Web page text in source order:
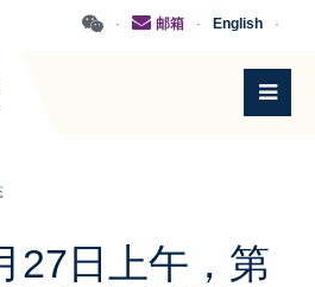
·
English
·
邮箱
·
27日上午，第